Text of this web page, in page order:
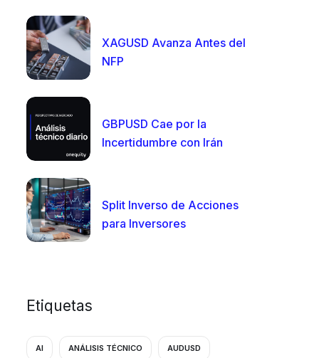
XAGUSD Avanza Antes del
NFP
GBPUSD Cae por la
Incertidumbre con Irán
Split Inverso de Acciones
para Inversores
Etiquetas
AI ANÁLISIS TÉCNICO AUDUSD